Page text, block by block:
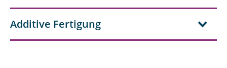
Additive Fertigung